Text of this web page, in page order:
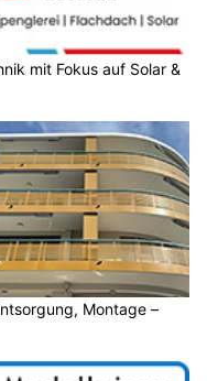
mit Fokus auf Solar &
Montage –